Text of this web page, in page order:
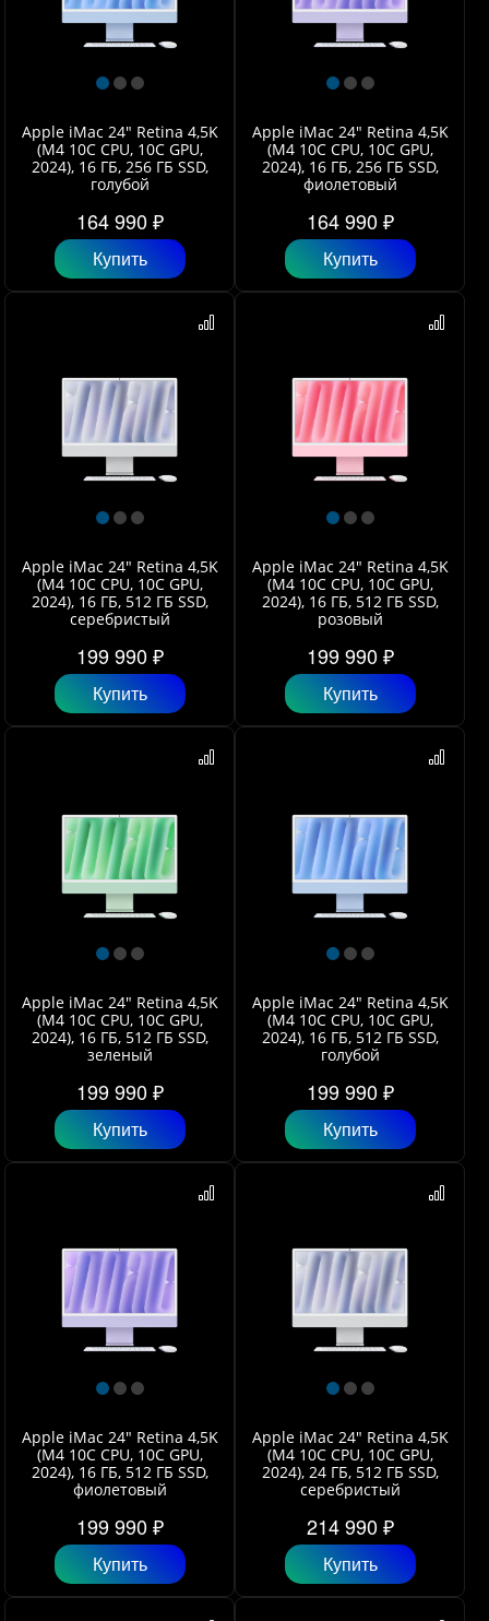
Apple iMac 24" Retina 4,5K
(M4 10C CPU, 10C GPU,
2024), 16 ГБ, 256 ГБ SSD,
голубой
164 990 ₽
Купить
Apple iMac 24" Retina 4,5K
(M4 10C CPU, 10C GPU,
2024), 16 ГБ, 256 ГБ SSD,
фиолетовый
164 990 ₽
Купить
Apple iMac 24" Retina 4,5K
(M4 10C CPU, 10C GPU,
2024), 16 ГБ, 512 ГБ SSD,
серебристый
199 990 ₽
Купить
Apple iMac 24" Retina 4,5K
(M4 10C CPU, 10C GPU,
2024), 16 ГБ, 512 ГБ SSD,
розовый
199 990 ₽
Купить
Apple iMac 24" Retina 4,5K
(M4 10C CPU, 10C GPU,
2024), 16 ГБ, 512 ГБ SSD,
зеленый
199 990 ₽
Купить
Apple iMac 24" Retina 4,5K
(M4 10C CPU, 10C GPU,
2024), 16 ГБ, 512 ГБ SSD,
голубой
199 990 ₽
Купить
Apple iMac 24" Retina 4,5K
(M4 10C CPU, 10C GPU,
2024), 16 ГБ, 512 ГБ SSD,
фиолетовый
199 990 ₽
Купить
Apple iMac 24" Retina 4,5K
(M4 10C CPU, 10C GPU,
2024), 24 ГБ, 512 ГБ SSD,
серебристый
214 990 ₽
Купить